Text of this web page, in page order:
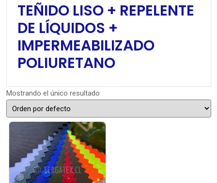
TEÑIDO LISO + REPELENTE
DE LÍQUIDOS +
IMPERMEABILIZADO
POLIURETANO
Mostrando el único resultado